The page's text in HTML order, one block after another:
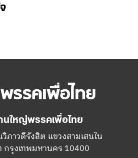
นใหญ่พรรคเพื่อไทย
ภาวดีรังสิต แขวงสามเสนใน
กรุงเทพมหานคร 10400